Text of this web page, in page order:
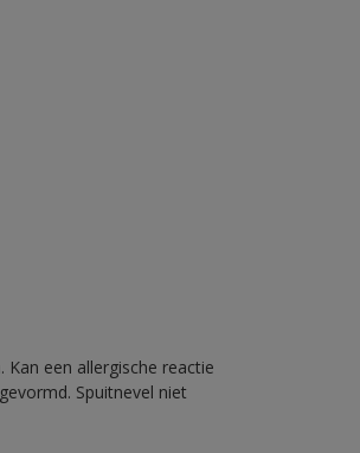
een allergische reactie
Spuitnevel niet